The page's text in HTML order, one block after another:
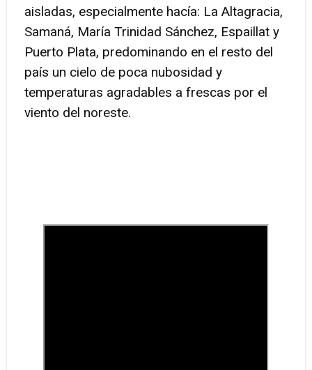
aisladas, especialmente hacía: La Altagracia,
Samaná, María Trinidad Sánchez, Espaillat y
Puerto Plata, predominando en el resto del
país un cielo de poca nubosidad y
temperaturas agradables a frescas por el
viento del noreste.